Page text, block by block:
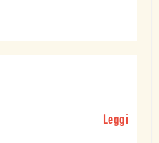
Leggi